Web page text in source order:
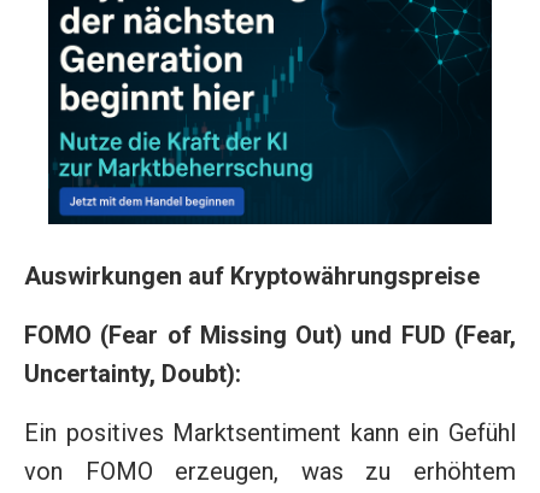
Auswirkungen auf Kryptowährungspreise
FOMO (Fear of Missing Out) und FUD (Fear,
Uncertainty, Doubt):
Ein positives Marktsentiment kann ein Gefühl
von FOMO erzeugen, was zu erhöhtem